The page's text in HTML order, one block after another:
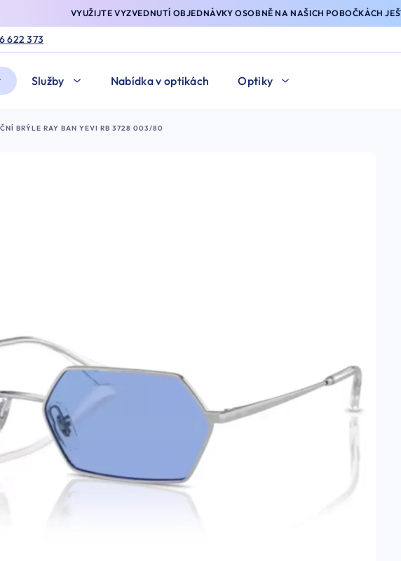
VYUŽIJTE VYZVEDNUTÍ OBJEDNÁVKY OSOBNĚ NA NAŠICH POBOČKÁCH
622 373
Služby Nabídka v optikách Optiky
BRÝLE RAY BAN YEVI RB 3728 003/80